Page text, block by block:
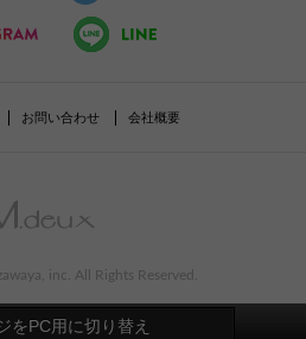
お問い合わせ 会社概要
inc. All Rights Reserved.
をPC用に切り替え